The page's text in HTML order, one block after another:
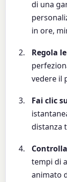
di una
in ore,
Regola
vedere il
Fai clic
distanza
tempi di
animato